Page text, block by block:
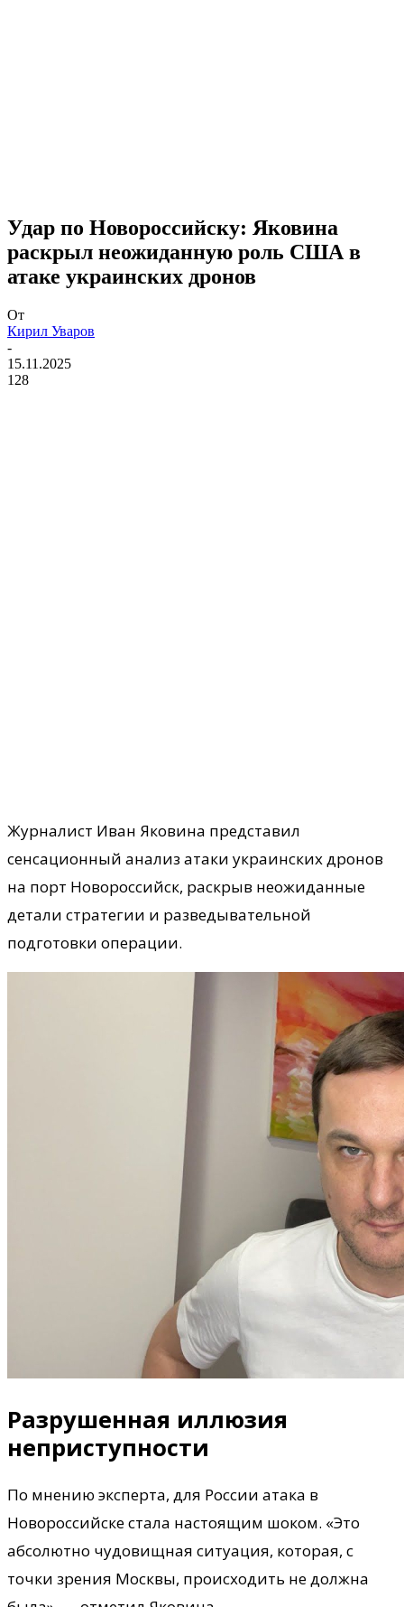
Удар по Новороссийску: Яковина
раскрыл неожиданную роль США в
атаке украинских дронов
От
Кирил Уваров
-
15.11.2025
128
Журналист Иван Яковина представил
сенсационный анализ атаки украинских дронов
на порт Новороссийск, раскрыв неожиданные
детали стратегии и разведывательной
подготовки операции.
Разрушенная иллюзия
неприступности
По мнению эксперта, для России атака в
Новороссийске стала настоящим шоком. «Это
абсолютно чудовищная ситуация, которая, с
точки зрения Москвы, происходить не должна